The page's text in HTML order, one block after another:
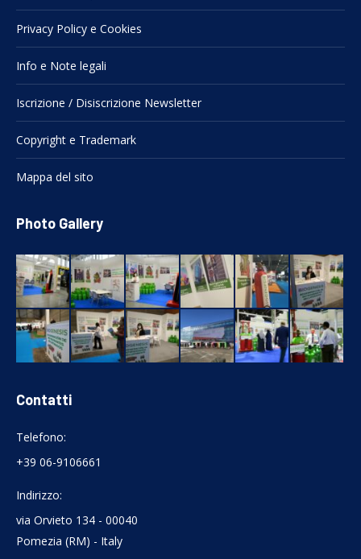
Privacy Policy e Cookies
Info e Note legali
Iscrizione / Disiscrizione Newsletter
Copyright e Trademark
Mappa del sito
Photo Gallery
Contatti
Telefono:
+39 06-9106661
Indirizzo:
via Orvieto 134 - 00040
Pomezia (RM) - Italy